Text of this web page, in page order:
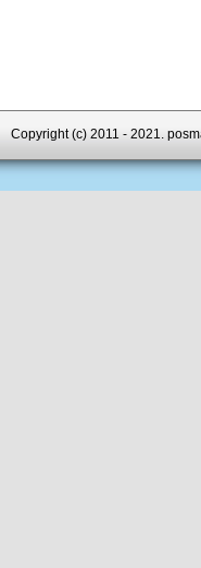
Copyright (c) 2011 - 2021.